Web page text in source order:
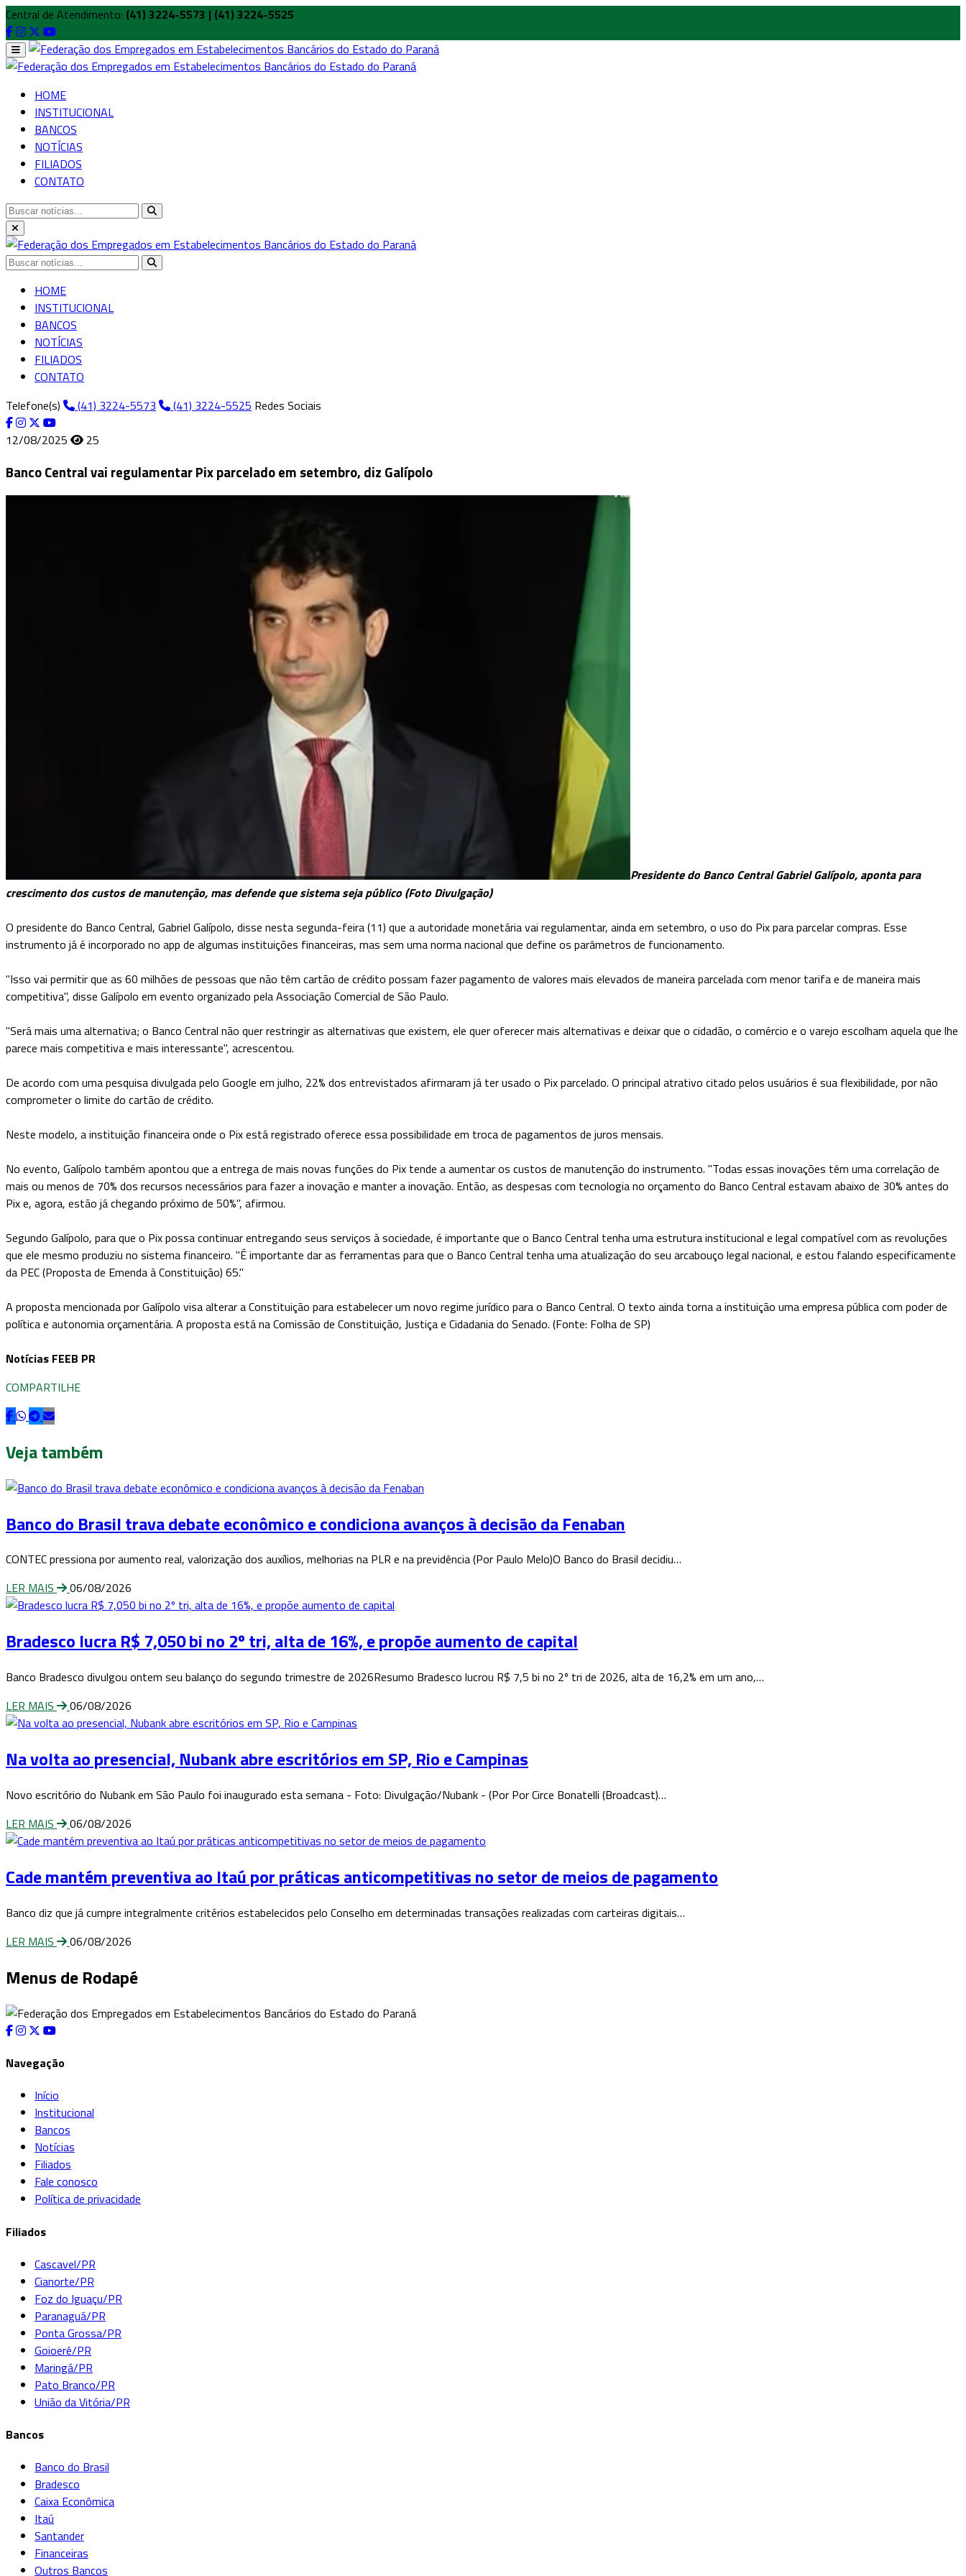
Central de Atendimento: (41) 3224-5573 | (41) 3224-5525
HOME
INSTITUCIONAL
BANCOS
NOTÍCIAS
FILIADOS
CONTATO
HOME
INSTITUCIONAL
BANCOS
NOTÍCIAS
FILIADOS
CONTATO
Telefone(s)
(41) 3224-5573 (41) 3224-5525 Redes Sociais
12/08/2025
25
Banco Central vai regulamentar Pix parcelado em setembro, diz Galípolo
Presidente do Banco Central Gabriel Galípolo, aponta para
crescimento dos custos de manutenção, mas defende que sistema seja público (Foto Divulgação)
O presidente do Banco Central, Gabriel Galípolo, disse nesta segunda-feira (11) que a autoridade monetária vai regulamentar, ainda em setembro, o uso do Pix para parcelar compras. Esse
instrumento já é incorporado no app de algumas instituições financeiras, mas sem uma norma nacional que define os parâmetros de funcionamento.
"Isso vai permitir que as 60 milhões de pessoas que não têm cartão de crédito possam fazer pagamento de valores mais elevados de maneira parcelada com menor tarifa e de maneira mais
competitiva", disse Galípolo em evento organizado pela Associação Comercial de São Paulo.
"Será mais uma alternativa; o Banco Central não quer restringir as alternativas que existem, ele quer oferecer mais alternativas e deixar que o cidadão, o comércio e o varejo escolham aquela que lhe
parece mais competitiva e mais interessante", acrescentou.
De acordo com uma pesquisa divulgada pelo Google em julho, 22% dos entrevistados afirmaram já ter usado o Pix parcelado. O principal atrativo citado pelos usuários é sua flexibilidade, por não
comprometer o limite do cartão de crédito.
Neste modelo, a instituição financeira onde o Pix está registrado oferece essa possibilidade em troca de pagamentos de juros mensais.
No evento, Galípolo também apontou que a entrega de mais novas funções do Pix tende a aumentar os custos de manutenção do instrumento. "Todas essas inovações têm uma correlação de
mais ou menos de 70% dos recursos necessários para fazer a inovação e manter a inovação. Então, as despesas com tecnologia no orçamento do Banco Central estavam abaixo de 30% antes do
Pix e, agora, estão já chegando próximo de 50%", afirmou.
Segundo Galípolo, para que o Pix possa continuar entregando seus serviços à sociedade, é importante que o Banco Central tenha uma estrutura institucional e legal compatível com as revoluções
que ele mesmo produziu no sistema financeiro. "É importante dar as ferramentas para que o Banco Central tenha uma atualização do seu arcabouço legal nacional, e estou falando especificamente
da PEC (Proposta de Emenda à Constituição) 65."
A proposta mencionada por Galípolo visa alterar a Constituição para estabelecer um novo regime jurídico para o Banco Central. O texto ainda torna a instituição uma empresa pública com poder de
política e autonomia orçamentária. A proposta está na Comissão de Constituição, Justiça e Cidadania do Senado. (Fonte: Folha de SP)
Notícias FEEB PR
COMPARTILHE
Veja também
Banco do Brasil trava debate econômico e condiciona avanços à decisão da Fenaban
CONTEC pressiona por aumento real, valorização dos auxílios, melhorias na PLR e na previdência (Por Paulo Melo)O Banco do Brasil decidiu…
LER MAIS
06/08/2026
Bradesco lucra R$ 7,050 bi no 2º tri, alta de 16%, e propõe aumento de capital
Banco Bradesco divulgou ontem seu balanço do segundo trimestre de 2026Resumo Bradesco lucrou R$ 7,5 bi no 2º tri de 2026, alta de 16,2% em um ano,…
LER MAIS
06/08/2026
Na volta ao presencial, Nubank abre escritórios em SP, Rio e Campinas
Novo escritório do Nubank em São Paulo foi inaugurado esta semana - Foto: Divulgação/Nubank - (Por Por Circe Bonatelli (Broadcast)…
LER MAIS
06/08/2026
Cade mantém preventiva ao Itaú por práticas anticompetitivas no setor de meios de pagamento
Banco diz que já cumpre integralmente critérios estabelecidos pelo Conselho em determinadas transações realizadas com carteiras digitais…
LER MAIS
06/08/2026
Menus de Rodapé
Navegação
Início
Institucional
Bancos
Notícias
Filiados
Fale conosco
Política de privacidade
Filiados
Cascavel/PR
Cianorte/PR
Foz do Iguaçu/PR
Paranaguá/PR
Ponta Grossa/PR
Goioerê/PR
Maringá/PR
Pato Branco/PR
União da Vitória/PR
Bancos
Banco do Brasil
Bradesco
Caixa Econômica
Itaú
Santander
Financeiras
Outros Bancos